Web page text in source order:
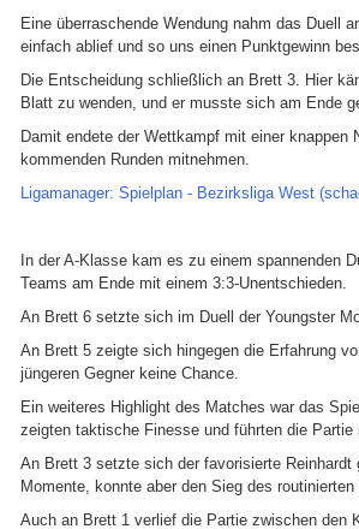
Eine überraschende Wendung nahm das Duell
einfach ablief und so uns einen Punktgewinn
Die Entscheidung schließlich an Brett 3. Hier
Blatt zu wenden, und er musste sich am Ende
Damit endete der Wettkampf mit einer
kommenden Runden mitnehmen.
Ligamanager: Spielplan - Bezirksliga West
In der A-Klasse kam es zu einem spannenden
Teams am Ende mit einem 3:3-Unentschieden.
An Brett 6 setzte sich im Duell der Youngster
An Brett 5 zeigte sich hingegen die Erfahrung
jüngeren Gegner keine Chance.
Ein weiteres Highlight des Matches war das
zeigten taktische Finesse und führten die
An Brett 3 setzte sich der favorisierte
Momente, konnte aber den Sieg des
Auch an Brett 1 verlief die Partie zwischen den